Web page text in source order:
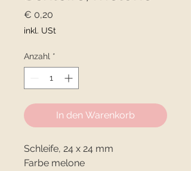
€ 0,20
inkl. USt
Anzahl *
In den Warenkorb
Schleife, 24 x 24 mm
Farbe melone